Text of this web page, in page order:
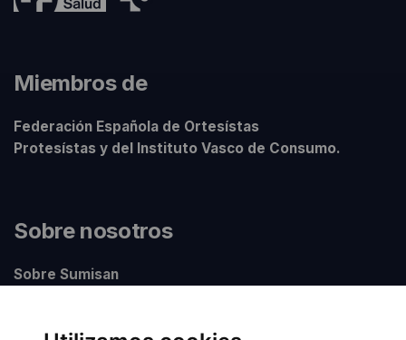
Miembros de
Federación Española de Ortesístas
Protesístas y del Instituto Vasco de Consumo.
Sobre nosotros
Sobre Sumisan